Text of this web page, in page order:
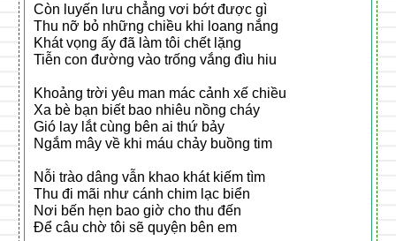
Còn luyến lưu chẳng vơi bớt được gì
Thu nỡ bỏ những chiều khi loang nắng
Khát vọng ấy đã làm tôi chết lặng
Tiễn con đường vào trống vắng đìu hiu
Khoảng trời yêu man mác cảnh xế chiều
Xa bè bạn biết bao nhiêu nồng cháy
Gió lay lắt cùng bên ai thứ bảy
Ngắm mây về khi máu chảy buồng tim
Nỗi trào dâng vẫn khao khát kiếm tìm
Thu đi mãi như cánh chim lạc biển
Nơi bến hẹn bao giờ cho thu đến
Để câu chờ tôi sẽ quyện bên em